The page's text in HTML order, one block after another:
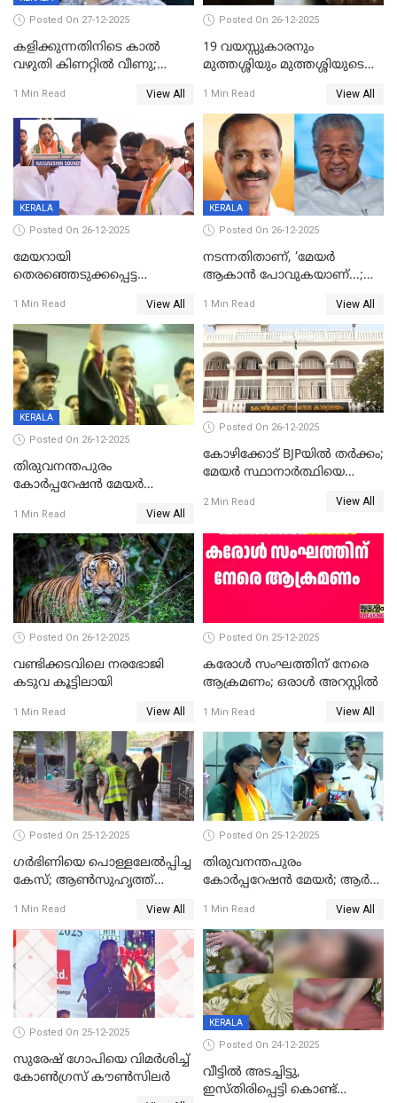
Posted On 27-12-2025
കളിക്കുന്നതിനിടെ കാൽ
വഴുതി കിണറ്റിൽ വീണു;
ദാരുണാന്ത്യം
1 Min Read View All
Posted On 26-12-2025
19 വയസ്സുകാരനും
മുത്തശ്ശിയും മുത്തശ്ശിയുടെ
മരിച്ചനിലയിൽ
1 Min Read View All
KERALA
Posted On 26-12-2025
മേയറായി
തെരഞ്ഞെടുക്കപ്പെട്ട
ആദ്യ വോട്ട് അസാധു; കണ്ണൂർ
ഡെപ്യൂട്ടി മേയർ സ്ഥാനത്ത്
താഹിറിന് വിജയം
1 Min Read View All
KERALA
Posted On 26-12-2025
നടന്നതിതാണ്, ‘മേയർ
ആകാൻ പോവുകയാണ്...;
മുഖ്യമന്ത്രിയുടെ ഓഫീസ്
തന്നെ വിശദീകരിയ്ക്കുന്നു;
സത്യമിതാണ്
1 Min Read View All
KERALA
Posted On 26-12-2025
തിരുവനന്തപുരം
കോര്‍പ്പറേഷന്‍ മേയര്‍
ഹൈക്കോടതിയിലേക്ക്;
സത്യപ്രതിജ്ഞ ചടങ്ങില്‍
ചട്ടലംഘനമെന്ന് പാർട്ടി
1 Min Read View All
Posted On 26-12-2025
കോഴിക്കോട് BJPയിൽ തർക്കം;
മേയർ സ്ഥാനാർത്ഥിയെ
2 Min Read View All
Posted On 26-12-2025
വണ്ടിക്കടവിലെ നരഭോജി
കടുവ കൂട്ടിലായി
1 Min Read View All
Posted On 25-12-2025
കരോള്‍ സംഘത്തിന് നേരെ
ആക്രമണം; ഒരാള്‍ അറസ്റ്റില്‍
1 Min Read View All
Posted On 25-12-2025
ഗര്‍ഭിണിയെ പൊള്ളലേല്‍പ്പിച്ച
കേസ്; ആണ്‍സുഹൃത്ത്
1 Min Read View All
Posted On 25-12-2025
തിരുവനന്തപുരം
കോര്‍പ്പറേഷന്‍ മേയർ; ആര്‍
1 Min Read View All
Posted On 25-12-2025
സുരേഷ് ഗോപിയെ വിമര്‍ശിച്ച്
കോണ്‍ഗ്രസ് കൗണ്‍സിലര്‍
KERALA
Posted On 24-12-2025
വീട്ടിൽ അടച്ചിട്ടു,
ഇസ്തിരിപ്പെട്ടി കൊണ്ട്